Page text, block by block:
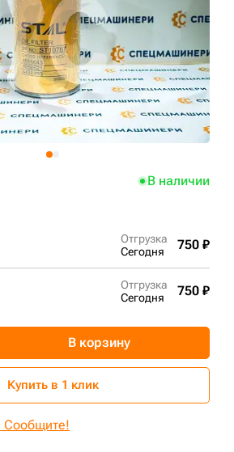
В наличии
Отгрузка
Сегодня
750 ₽
Отгрузка
Сегодня
750 ₽
В корзину
Купить в 1 клик
93